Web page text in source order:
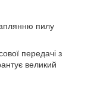
пилу
передачі з
великий